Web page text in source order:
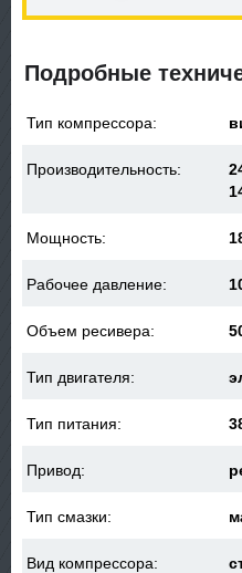
Подробные
Тип компрессора:
Производительность:
Мощность:
Рабочее давление:
Объем ресивера:
Тип двигателя:
Тип питания:
Привод:
Тип смазки:
Вид компрессора: